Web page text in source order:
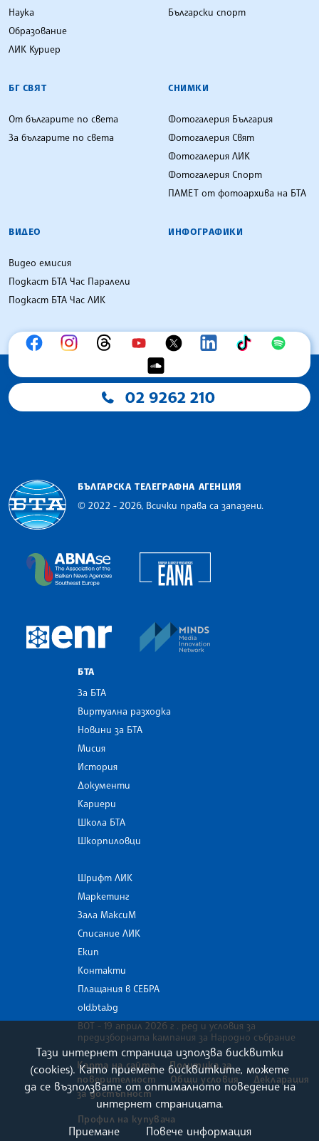
Наука
Образование
ЛИК Куриер
Български спорт
БГ СВЯТ
От българите по света
За българите по света
СНИМКИ
Фотогалерия България
Фотогалерия Свят
Фотогалерия ЛИК
Фотогалерия Спорт
ПАМЕТ от фотоархива на БТА
ВИДЕО
Видео емисия
Подкаст БТА Час Паралели
Подкаст БТА Час ЛИК
ИНФОГРАФИКИ
02 9262 210
БЪЛГАРСКА ТЕЛЕГРАФНА АГЕНЦИЯ
© 2022 - 2026, Всички права са запазени.
The Assocoation of the Balkan News Agencies
European Newsroom
БТА
За БТА
Виртуална разходка
Новини за БТА
Мисия
История
Документи
Кариери
Школа БТА
Шкорпиловци
Шрифт ЛИК
Маркетинг
Зала МаксиМ
Списание ЛИК
Екип
Контакти
Плащания в СЕБРА
old.bta.bg
ВОТ - 19 април 2026 г . ред и условия за
предизборната кампания за Народно събрание
Карта на сайта
Политика за
поверителност
Общи условия
Декларация
за достъпност
Профил на купувача
Тази интернет страница използва бисквитки
(cookies). Като приемете бисквитките, можете
да се възползвате от оптималното поведение на
интернет страницата.
Приемане
Повече информация